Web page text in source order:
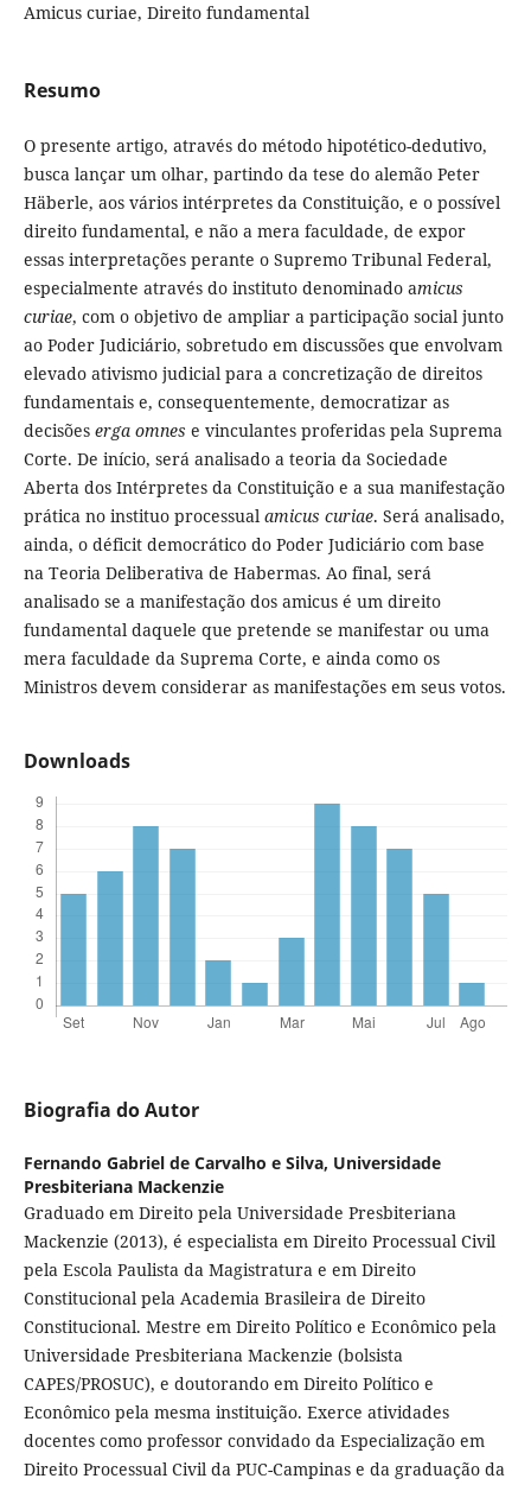
Amicus curiae, Direito fundamental
Resumo
O presente artigo, através do método hipotético-dedutivo,
busca lançar um olhar, partindo da tese do alemão Peter
Häberle, aos vários intérpretes da Constituição, e o possível
direito fundamental, e não a mera faculdade, de expor
essas interpretações perante o Supremo Tribunal Federal,
especialmente através do instituto denominado amicus
curiae, com o objetivo de ampliar a participação social junto
ao Poder Judiciário, sobretudo em discussões que envolvam
elevado ativismo judicial para a concretização de direitos
fundamentais e, consequentemente, democratizar as
decisões erga omnes e vinculantes proferidas pela Suprema
Corte. De início, será analisado a teoria da Sociedade
Aberta dos Intérpretes da Constituição e a sua manifestação
prática no instituo processual amicus curiae. Será analisado,
ainda, o déficit democrático do Poder Judiciário com base
na Teoria Deliberativa de Habermas. Ao final, será
analisado se a manifestação dos amicus é um direito
fundamental daquele que pretende se manifestar ou uma
mera faculdade da Suprema Corte, e ainda como os
Ministros devem considerar as manifestações em seus votos.
Downloads
Biografia do Autor
Fernando Gabriel de Carvalho e Silva, Universidade
Presbiteriana Mackenzie
Graduado em Direito pela Universidade Presbiteriana
Mackenzie (2013), é especialista em Direito Processual Civil
pela Escola Paulista da Magistratura e em Direito
Constitucional pela Academia Brasileira de Direito
Constitucional. Mestre em Direito Político e Econômico pela
Universidade Presbiteriana Mackenzie (bolsista
CAPES/PROSUC), e doutorando em Direito Político e
Econômico pela mesma instituição. Exerce atividades
docentes como professor convidado da Especialização em
Direito Processual Civil da PUC-Campinas e da graduação da